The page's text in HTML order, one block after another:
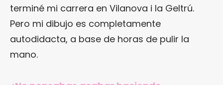
terminé mi carrera en Vilanova i la Geltrú.
Pero mi dibujo es completamente
autodidacta, a base de horas de pulir la
mano.